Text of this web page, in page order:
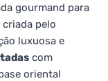
gourmand para
pelo
luxuosa e
com
oriental